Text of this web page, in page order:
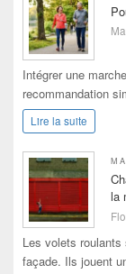
Intégrer une
recommandation
Lire la suite
la
Les volets roulants
façade. Ils jouent